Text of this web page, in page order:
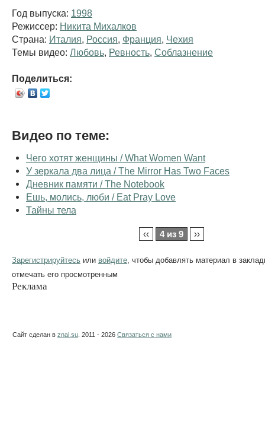
Год выпуска: 1998
Режиссер: Никита Михалков
Страна: Италия Россия Франция Чехия
Темы видео: Любовь Ревность Соблазнение
Поделиться:
Видео по теме:
Чего хотят женщины / What Women Want
У зеркала два лица / The Mirror Has Two Faces
Дневник памяти / The Notebook
Ешь, молись, люби / Eat Pray Love
Тайны тела
‹‹ 4 из 9 ››
Зарегистрируйтесь или войдите , чтобы добавлять материал в
отмечать его просмотренным
Реклама
Сайт сделан в znai.su . 2011 - 2026 Связаться с нами